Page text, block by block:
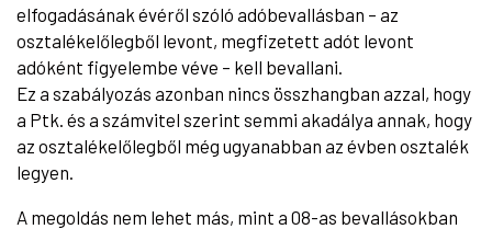
elfogadásának évéről szóló adóbevallásban – az
osztalékelőlegből levont, megfizetett adót levont
adóként figyelembe véve – kell bevallani.
Ez a szabályozás azonban nincs összhangban azzal, hogy
a Ptk. és a számvitel szerint semmi akadálya annak, hogy
az osztalékelőlegből még ugyanabban az évben osztalék
legyen.
A megoldás nem lehet más, mint a 08-as bevallásokban